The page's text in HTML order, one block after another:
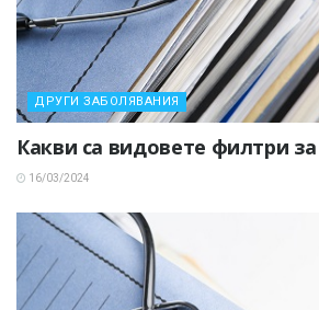
ДРУГИ ЗАБОЛЯВАНИЯ
Какви са видовете филтри за
16/03/2024